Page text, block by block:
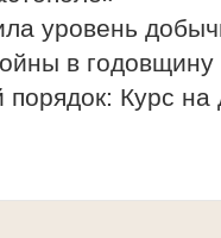
уровень
в
Курс на